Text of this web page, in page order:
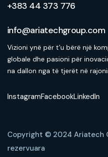
+383 44 373 776
info@ariatechgroup.com
Vizioni ynë për t’u bërë një
globale dhe pasioni për
na dallon nga të tjerët në
InstagramFacebookLinkedIn
Copyright © 2024 Ariatech
rezervuara